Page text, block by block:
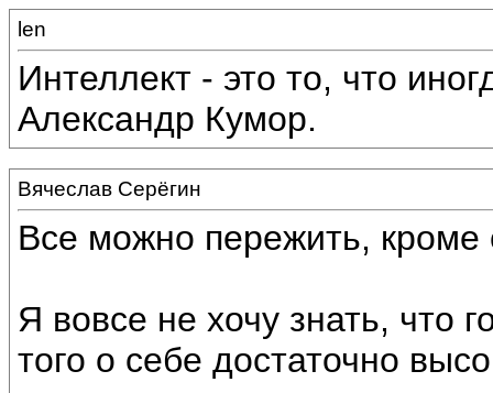
len
Интеллект - это то, что
Александр Кумор.
Вячеслав Серёгин
Все можно пережить, кроме
Я вовсе не хочу знать, что
того о себе достаточно